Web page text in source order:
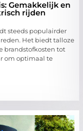
Gemakkelijk en
rijden
steeds populairder
Het biedt talloze
brandstofkosten tot
om optimaal te